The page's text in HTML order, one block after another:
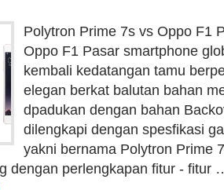
Polytron Prime 7s vs Oppo F1
Oppo F1 Pasar smartphone
kembali kedatangan tamu
elegan berkat balutan bahan
dpadukan dengan bahan
dilengkapi dengan spesfikasi
yakni bernama Polytron Prime
dengan perlengkapan fitur - fitur